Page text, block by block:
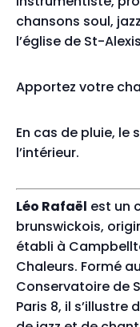
chansons soul,
l’église de St-
Apportez votre
En cas de pluie,
l’intérieur.
Léo Rafaël est un
brunswickois,
établi à
Chaleurs. Formé
Conservatoire de
Paris 8, il